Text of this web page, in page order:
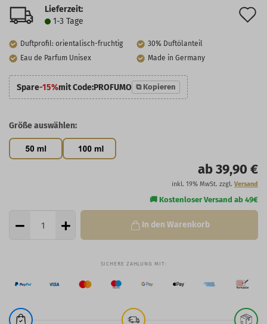
Lieferzeit:
1-3 Tage
Duftprofil: orientalisch-fruchtig
30% Duftölanteil
Eau de Parfum Unisex
Made in Germany
Spare-15%mit Code:PROFUMO ⧉ Kopieren
Größe auswählen:
ab 39,90 €
inkl. 19% MwSt. zzgl. Versand
In den Warenkorb